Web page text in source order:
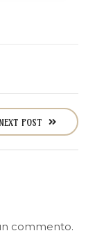
POST
commento.